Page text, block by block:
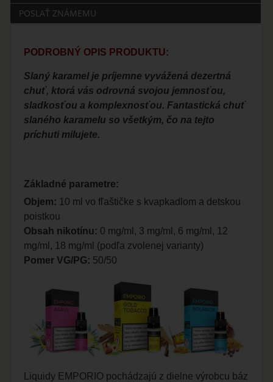
POSLAŤ ZNÁMEMU
PODROBNÝ OPIS PRODUKTU:
Slaný karamel je príjemne vyvážená dezertná
chuť, ktorá vás odrovná svojou jemnosťou,
sladkosťou a komplexnosťou. Fantastická chuť
slaného karamelu so všetkým, čo na tejto
príchuti milujete.
Základné parametre:
Objem: 10 ml vo fľaštičke s kvapkadlom a detskou
poistkou
Obsah nikotínu: 0 mg/ml, 3 mg/ml, 6 mg/ml, 12
mg/ml, 18 mg/ml (podľa zvolenej varianty)
Pomer VG/PG: 50/50
Liquidy EMPORIO pochádzajú z dielne výrobcu báz